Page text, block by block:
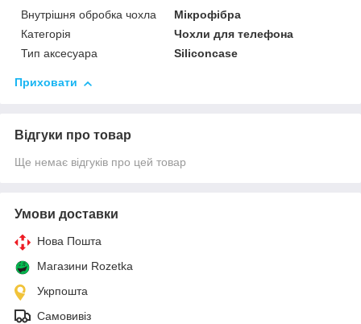
Внутрішня обробка чохла
Мікрофібра
Категорія
Чохли для телефона
Тип аксесуара
Siliconcase
Приховати
Відгуки про товар
Ще немає відгуків про цей товар
Умови доставки
Нова Пошта
Магазини Rozetka
Укрпошта
Самовивіз